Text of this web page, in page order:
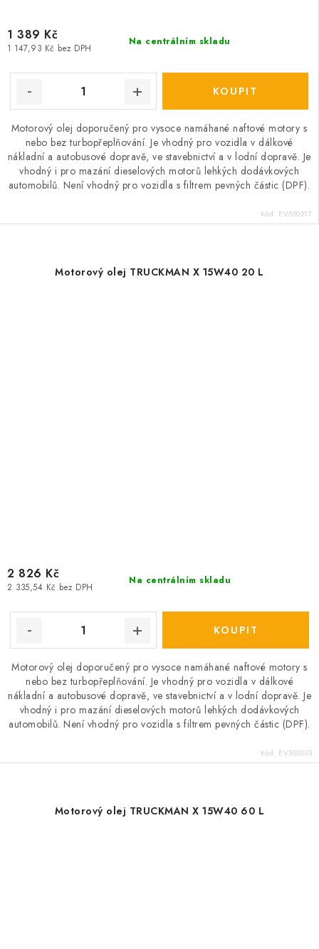
Na centrálním skladu
1 147,93 Kč bez DPH
1 389 Kč
Motorový olej doporučený pro vysoce namáhané naftové motory s
nebo bez turbopřeplňování. Je vhodný pro vozidla v dálkové
nákladní a autobusové dopravě, ve stavebnictví a v lodní dopravě. Je
vhodný i pro mazání dieselových motorů lehkých dodávkových
automobilů. Není vhodný pro vozidla s filtrem pevných částic (DPF).
Kód: EV500217
Motorový olej TRUCKMAN X 15W40 20 L
Na centrálním skladu
2 335,54 Kč bez DPH
2 826 Kč
Motorový olej doporučený pro vysoce namáhané naftové motory s
nebo bez turbopřeplňování. Je vhodný pro vozidla v dálkové
nákladní a autobusové dopravě, ve stavebnictví a v lodní dopravě. Je
vhodný i pro mazání dieselových motorů lehkých dodávkových
automobilů. Není vhodný pro vozidla s filtrem pevných částic (DPF).
Kód: EV502033
Motorový olej TRUCKMAN X 15W40 60 L